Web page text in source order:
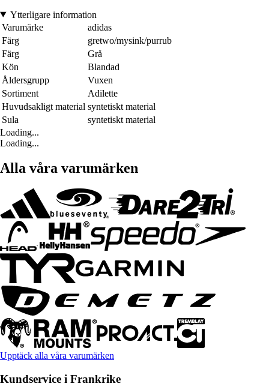
Ytterligare information
Varumärke
adidas
Färg
gretwo/mysink/purrub
Färg
Grå
Kön
Blandad
Åldersgrupp
Vuxen
Sortiment
Adilette
Huvudsakligt material syntetiskt material
Sula
syntetiskt material
Loading...
Loading...
Alla våra varumärken
Upptäck alla våra varumärken
Kundservice i Frankrike